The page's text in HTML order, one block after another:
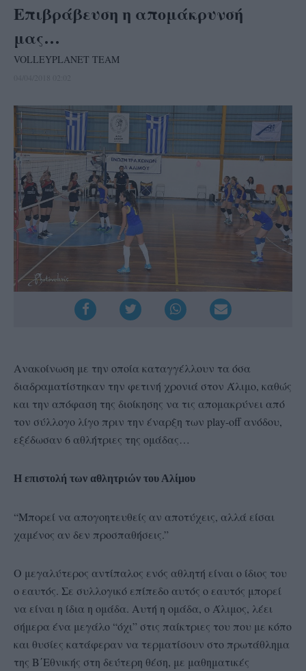
Επιβράβευση η απομάκρυνσή
μας…
VOLLEYPLANET TEAM
Ανακοίνωση με την οποία καταγγέλλουν τα όσα
διαδραματίστηκαν την φετινή χρονιά στον Άλιμο, καθώς
και την απόφαση της διοίκησης να τις απομακρύνει από
τον σύλλογο λίγο πριν την έναρξη των play-off ανόδου,
εξέδωσαν 6 αθλήτριες της ομάδας…
Η επιστολή των αθλητριών του Αλίμου
“Μπορεί να απογοητευθείς αν αποτύχεις, αλλά είσαι
χαμένος αν δεν προσπαθήσεις.”
Ο μεγαλύτερος αντίπαλος ενός αθλητή είναι ο ίδιος του
ο εαυτός. Σε συλλογικό επίπεδο αυτός ο εαυτός μπορεί
να είναι η ίδια η ομάδα. Αυτή η ομάδα, ο Άλιμος, λέει
σήμερα ένα μεγάλο “όχι” στις παίκτριες του που με κόπο
και θυσίες κατάφεραν να τερματίσουν στο πρωτάθλημα
της Β΄Εθνικής στη δεύτερη θέση, με μαθηματικές